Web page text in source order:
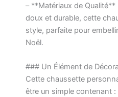
– **Matériaux de
doux et durable, cette
style, parfaite pour
Noël.
### Un Élément de
Cette chaussette
être un simple contenant